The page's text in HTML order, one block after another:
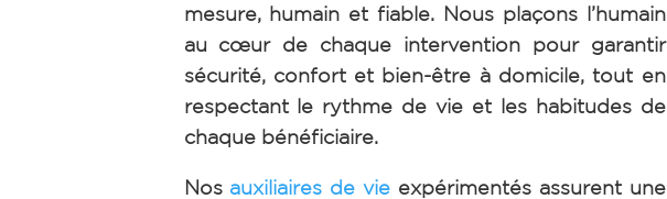
mesure, humain et fiable. Nous plaçons l’humain
au cœur de chaque intervention pour garantir
sécurité, confort et bien-être à domicile, tout en
respectant le rythme de vie et les habitudes de
chaque bénéficiaire.
Nos auxiliaires de vie expérimentés assurent une